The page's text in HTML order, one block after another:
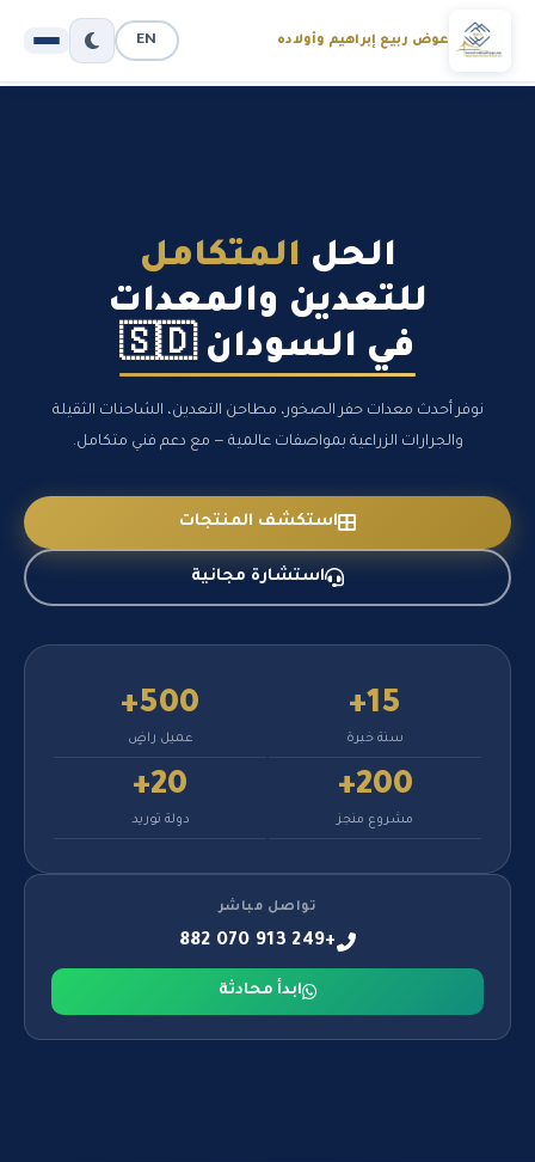
عوض ربيع إبراهيم وأولاده EN
الحل المتكامل
للتعدين والمعدات
في السودان 🇸🇩
نوفر أحدث معدات حفر الصخور، مطاحن التعدين، الشاحنات الثقيلة
والجرارات الزراعية بمواصفات عالمية — مع دعم فني متكامل.
استكشف المنتجات
استشارة مجانية
15+
سنة خبرة
500+
عميل راضٍ
200+
مشروع منجز
20+
دولة توريد
تواصل مباشر
+249 913 070 882
ابدأ محادثة